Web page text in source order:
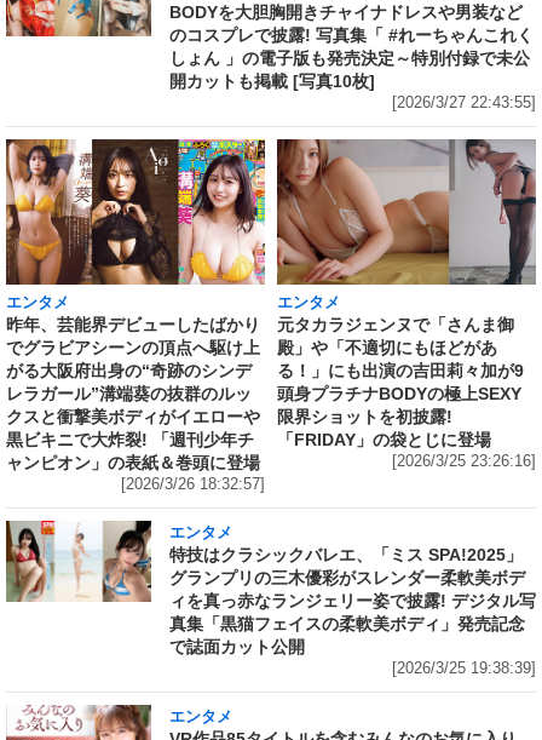
BODYを大胆胸開きチャイナドレスや男装など
のコスプレで披露! 写真集「 #れーちゃんこれく
しょん 」の電子版も発売決定～特別付録で未公
開カットも掲載 [写真10枚]
[2026/3/27 22:43:55]
エンタメ
昨年、芸能界デビューしたばかり
でグラビアシーンの頂点へ駆け上
がる大阪府出身の“奇跡のシンデ
レラガール”溝端葵の抜群のルッ
クスと衝撃美ボディがイエローや
黒ビキニで大炸裂! 「週刊少年チ
ャンピオン」の表紙＆巻頭に登場
[2026/3/26 18:32:57]
エンタメ
元タカラジェンヌで「さんま御
殿」や「不適切にもほどがあ
る！」にも出演の吉田莉々加が9
頭身プラチナBODYの極上SEXY
限界ショットを初披露!
「FRIDAY」の袋とじに登場
[2026/3/25 23:26:16]
エンタメ
特技はクラシックバレエ、「ミス SPA!2025」
グランプリの三木優彩がスレンダー柔軟美ボデ
ィを真っ赤なランジェリー姿で披露! デジタル写
真集「黒猫フェイスの柔軟美ボディ」発売記念
で誌面カット公開
[2026/3/25 19:38:39]
エンタメ